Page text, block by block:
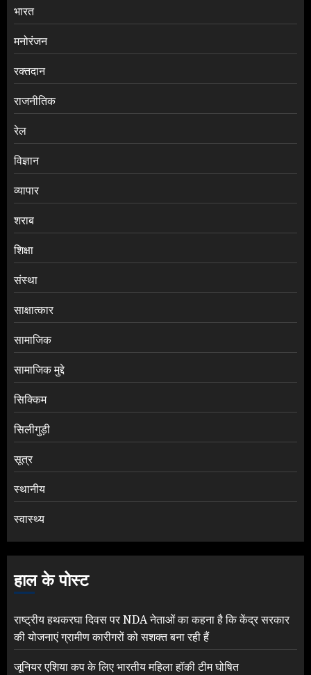
भारत
मनोरंजन
रक्तदान
राजनीतिक
रेल
विज्ञान
व्यापार
शराब
शिक्षा
संस्था
साक्षात्कार
सामाजिक
सामाजिक मुद्दे
सिक्किम
सिलीगुड़ी
सूत्र
स्थानीय
स्वास्थ्य
हाल के पोस्ट
राष्ट्रीय हथकरघा दिवस पर NDA नेताओं का कहना है कि केंद्र सरकार
की योजनाएं ग्रामीण कारीगरों को सशक्त बना रही हैं
जूनियर एशिया कप के लिए भारतीय महिला हॉकी टीम घोषित